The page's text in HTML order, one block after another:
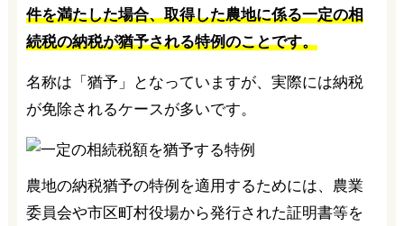
件を満たした場合、取得した農地に係る一定の相
続税の納税が猶予される特例のことです。
名称は「猶予」となっていますが、実際には納税
が免除されるケースが多いです。
農地の納税猶予の特例を適用するためには、農業
委員会や市区町村役場から発行された証明書等を